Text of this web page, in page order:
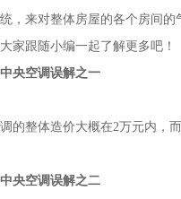
，来对整体房屋的各个房间
家跟随小编一起了解更多吧！
央空调误解之一
的整体造价大概在2万元内，
央空调误解之二